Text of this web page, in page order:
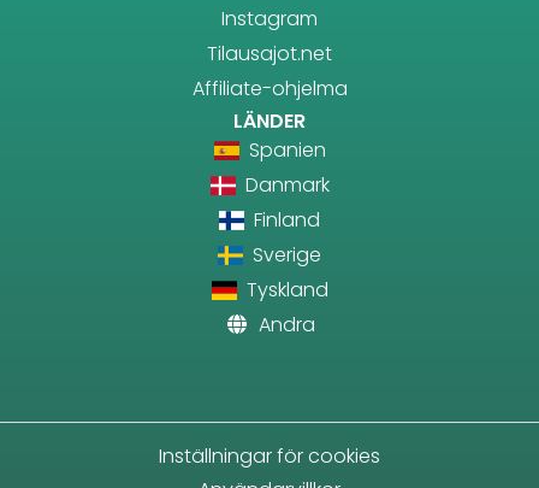
Instagram
Tilausajot.net
Affiliate-ohjelma
LÄNDER
Spanien
Danmark
Finland
Sverige
Tyskland
Andra
Inställningar för cookies